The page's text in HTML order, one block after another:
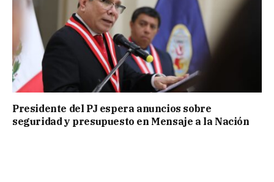
Presidente del PJ espera anuncios sobre
seguridad y presupuesto en Mensaje a la Nación